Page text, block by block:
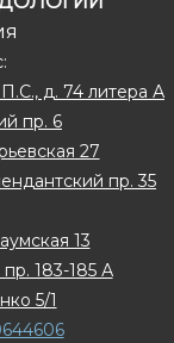
д. 74 литера А
пр. 6
27
пр. 35
13
183-185 А
5/1